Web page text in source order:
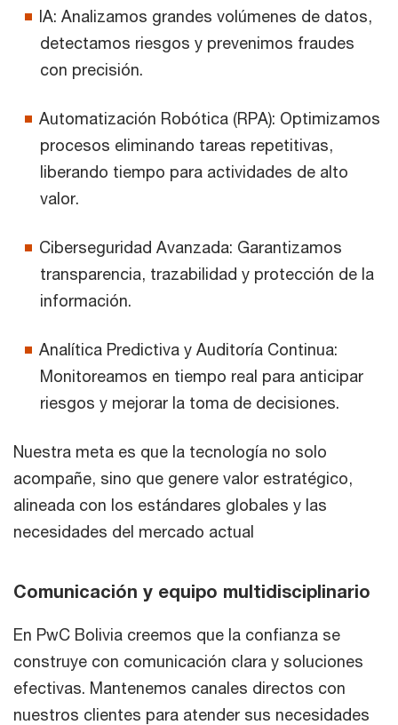
IA: Analizamos grandes volúmenes de datos,
detectamos riesgos y prevenimos fraudes
con precisión.
Automatización Robótica (RPA): Optimizamos
procesos eliminando tareas repetitivas,
liberando tiempo para actividades de alto
valor.
Ciberseguridad Avanzada: Garantizamos
transparencia, trazabilidad y protección de la
información.
Analítica Predictiva y Auditoría Continua:
Monitoreamos en tiempo real para anticipar
riesgos y mejorar la toma de decisiones.
Nuestra meta es que la tecnología no solo
acompañe, sino que genere valor estratégico,
alineada con los estándares globales y las
necesidades del mercado actual
Comunicación y equipo multidisciplinario
En PwC Bolivia creemos que la confianza se
construye con comunicación clara y soluciones
efectivas. Mantenemos canales directos con
nuestros clientes para atender sus necesidades